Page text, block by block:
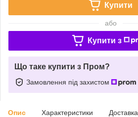
Купити
або
Купити з
Що таке купити з Пром?
Замовлення під захистом
Опис Характеристики Доставка